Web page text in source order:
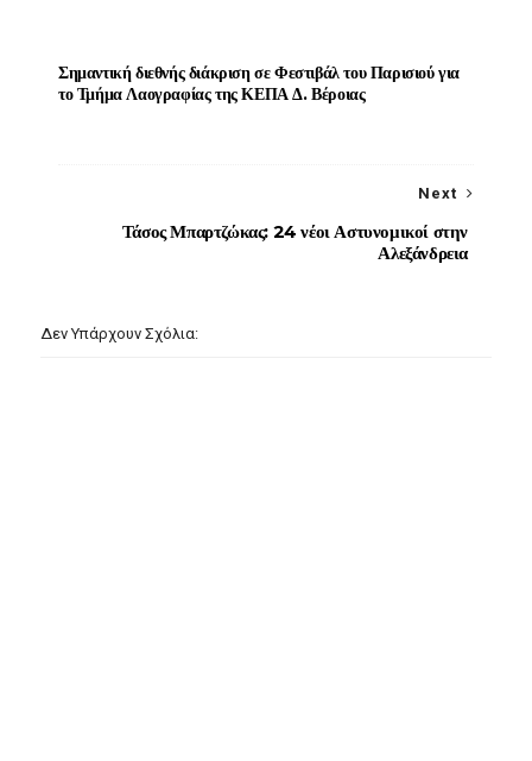
Σημαντική διεθνής διάκριση σε Φεστιβάλ του Παρισιού για
το Τμήμα Λαογραφίας της ΚΕΠΑ Δ. Βέροιας
Next
Τάσος Μπαρτζώκας: 24 νέοι Αστυνομικοί στην
Αλεξάνδρεια
Δεν Υπάρχουν Σχόλια: